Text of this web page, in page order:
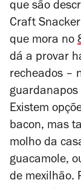
que são
Craft
que mora no
dá a provar
recheados –
guardanapos
Existem
bacon, mas
molho da
guacamole,
de mexilhão.